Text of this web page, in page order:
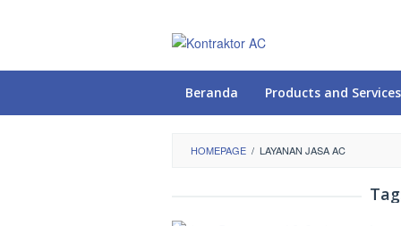
Beranda Products and Services
HOMEPAGE / LAYANAN JASA AC